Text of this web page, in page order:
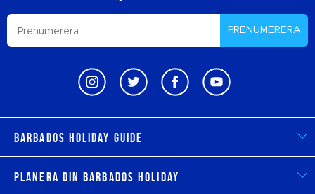
PRENUMERERA
Barbados Holiday Guide
Planera din Barbados Holiday